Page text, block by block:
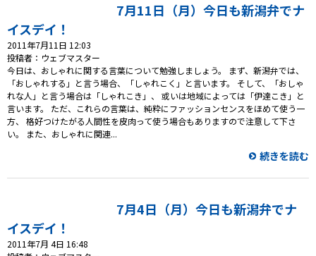
7月11日（月）今日も新潟弁でナ
イスデイ！
2011年7月11日 12:03
投稿者：ウェブマスター
今日は、おしゃれに関する言葉について勉強しましょう。 まず、新潟弁では、
「おしゃれする」と言う場合、「しゃれこく」と言います。 そして、「おしゃ
れな人」と言う場合は「しゃれこき」、 或いは地域によっては「伊達こき」と
言います。 ただ、これらの言葉は、純粋にファッションセンスをほめて使う一
方、 格好つけたがる人間性を皮肉って使う場合もありますので注意して下さ
い。 また、おしゃれに関連...
続きを読む
7月4日（月）今日も新潟弁でナ
イスデイ！
2011年7月 4日 16:48